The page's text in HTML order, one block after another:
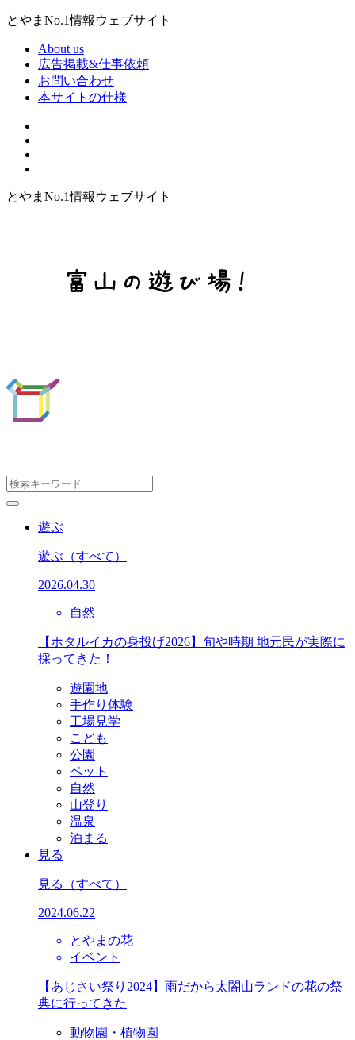
とやまNo.1情報ウェブサイト
About us
広告掲載&仕事依頼
お問い合わせ
本サイトの仕様
とやまNo.1情報ウェブサイト
遊ぶ
遊ぶ （すべて）
2026.04.30
自然
【ホタルイカの身投げ2026】旬や時期 地元民が実際に
採ってきた！
遊園地
手作り体験
工場見学
こども
公園
ペット
自然
山登り
温泉
泊まる
見る
見る （すべて）
2024.06.22
とやまの花
イベント
【あじさい祭り2024】雨だから太閤山ランドの花の祭
典に行ってきた
動物園・植物園